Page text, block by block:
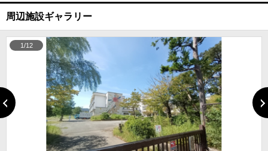
周辺施設ギャラリー
1/12